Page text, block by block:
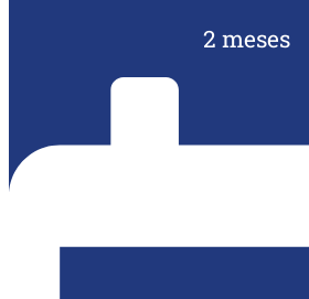
2 meses